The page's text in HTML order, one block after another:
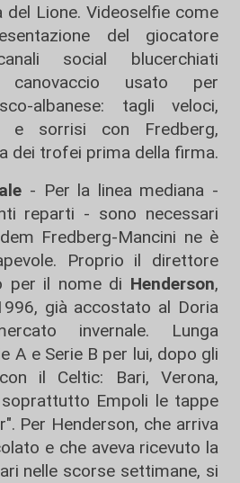
Lione. Videoselfie come
del giocatore
social blucerchiati
usato per
albanese: tagli veloci,
sorrisi con Fredberg,
dei trofei prima della firma.
- Per la linea mediana -
reparti - sono necessari
Fredberg-Mancini ne è
Proprio il direttore
per il nome di Henderson,
già accostato al Doria
invernale. Lunga
A e Serie B per lui, dopo gli
il Celtic: Bari, Verona,
Empoli le tappe
Per Henderson, che arriva
e che aveva ricevuto la
nelle scorse settimane, si